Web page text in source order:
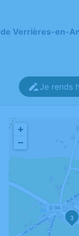
de Verrières-en-
Je rends
3
+
−